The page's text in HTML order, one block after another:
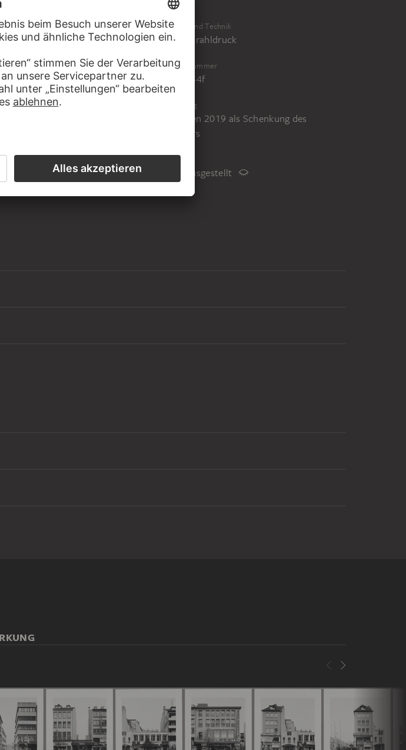
Material und Technik
Tintenstrahldruck
Inventarnummer
St.F.3954f
Erwerbung
Erworben 2019 als Schenkung des
Künstlers
Status
Nicht ausgestellt
Boulevard in Los Angeles in
sie das nur scheinbar rein
die zwischen Einzelbild und